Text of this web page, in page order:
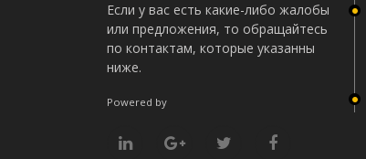
Если у вас есть какие-либо жалобы
или предложения, то обращайтесь
по контактам, которые указанны
ниже.
Powered by